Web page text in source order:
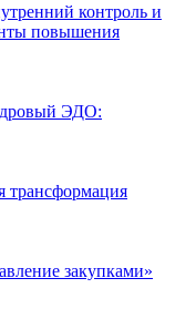
контроль и
повышения
ЭДО:
трансформация
закупками»